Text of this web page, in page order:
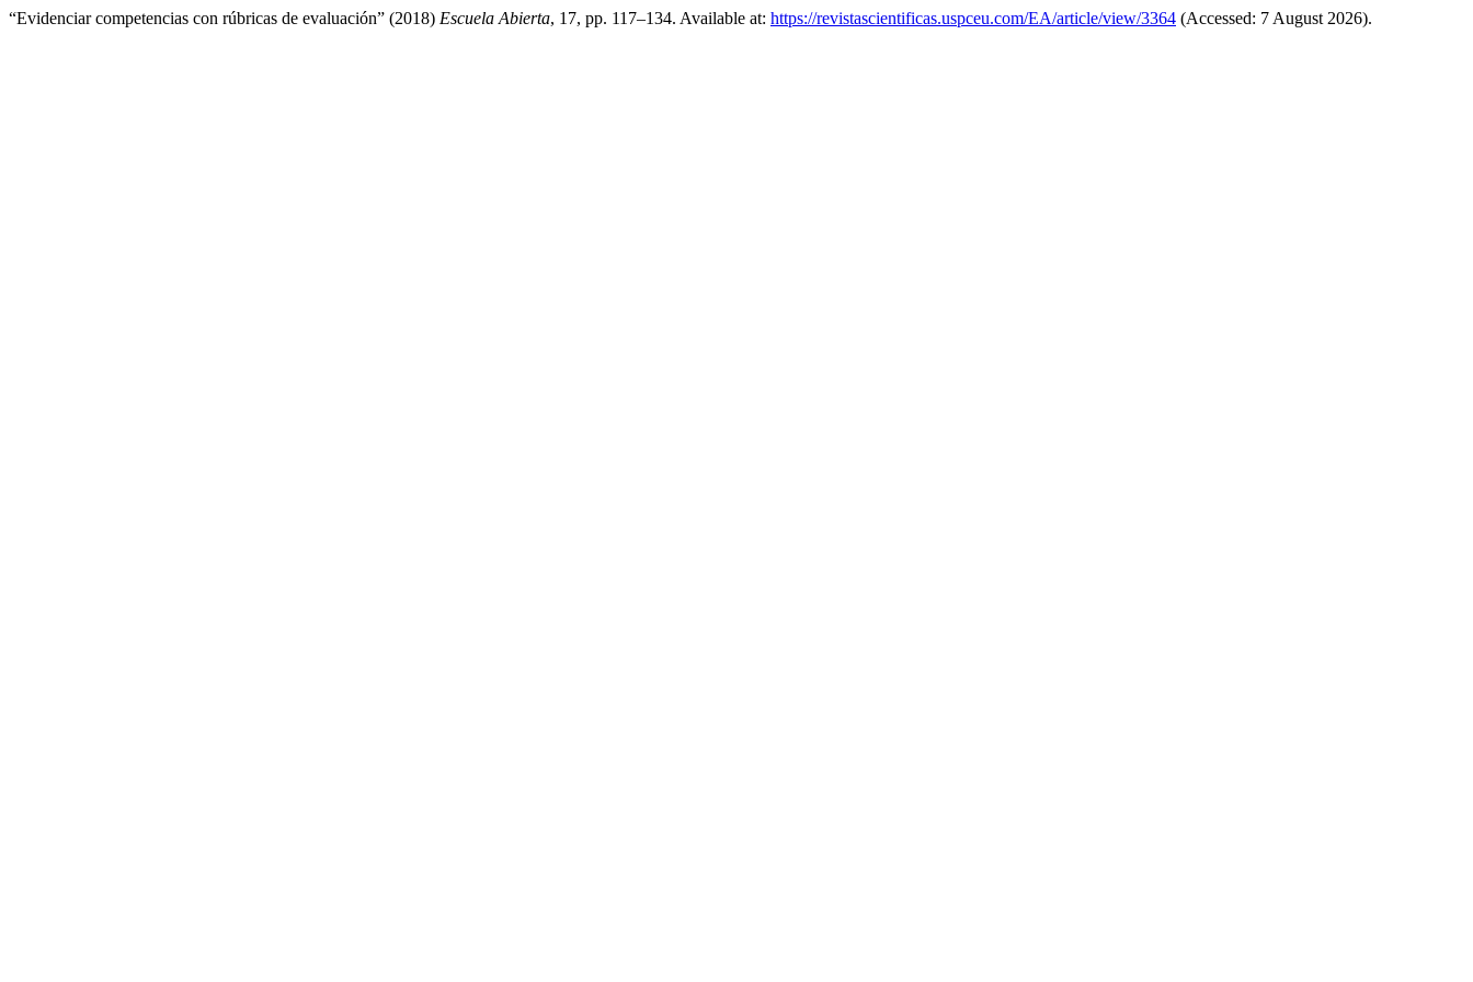
“Evidenciar competencias con rúbricas de evaluación” (2018) Escuela Abierta, 17, pp. 117–134. Available at: https://revistascientificas.uspceu.com/EA/article/view/3364 (Accessed: 7 August 2026).